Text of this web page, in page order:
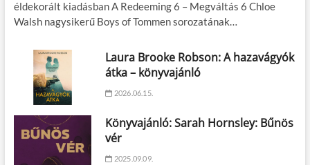
éldekorált kiadásban A Redeeming 6 – Megváltás 6 Chloe
Walsh nagysikerű Boys of Tommen sorozatának…
Laura Brooke Robson: A hazavágyók
átka – könyvajánló
2026.06.15.
Könyvajánló: Sarah Hornsley: Bűnös
vér
2025.09.09.